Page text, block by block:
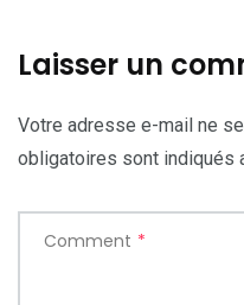
Laisser un
Votre adresse e-mail ne
obligatoires sont indiqués
Comment *